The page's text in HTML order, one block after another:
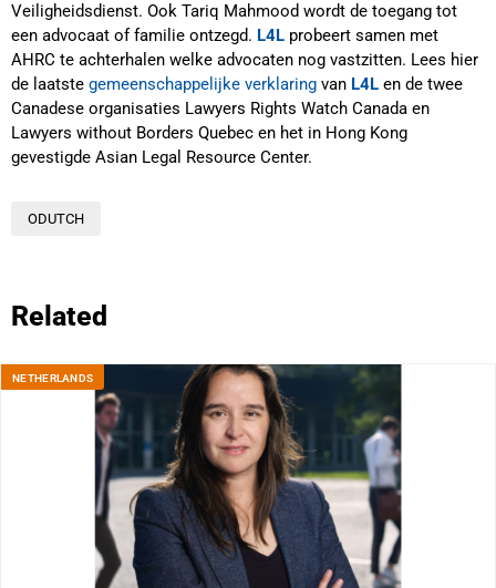
Veiligheidsdienst. Ook Tariq Mahmood wordt de toegang tot
een advocaat of familie ontzegd. L4L probeert samen met
AHRC te achterhalen welke advocaten nog vastzitten. Lees hier
de laatste gemeenschappelijke verklaring van L4L en de twee
Canadese organisaties Lawyers Rights Watch Canada en
Lawyers without Borders Quebec en het in Hong Kong
gevestigde Asian Legal Resource Center.
ODUTCH
Related
NETHERLANDS